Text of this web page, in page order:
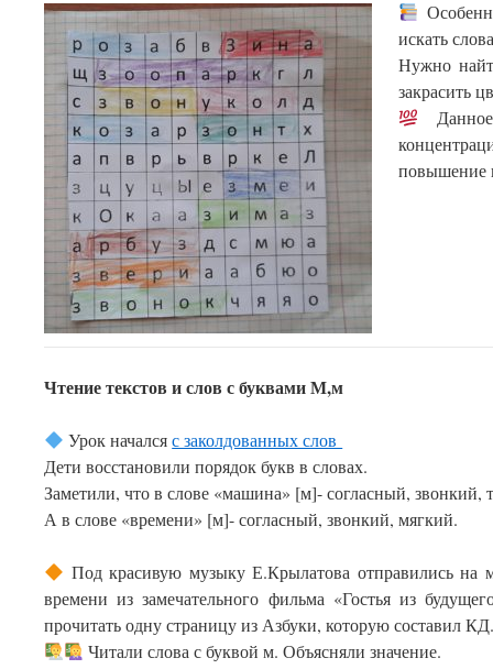
искать
Нужно
закрасить
повышение
Чтение текстов и слов с буквами М,м
Урок началсяс заколдованных слов
Дети восстановили порядок букв в словах.
Заметили, что в слове «машина» [м]- согласный, звонкий,
А в слове «времени» [м]- согласный, звонкий, мягкий.
Под красивую музыку Е.Крылатова отправились на
времени из замечательного фильма «Гостья из
прочитать одну страницу из Азбуки, которую составил
Читали слова с буквой м. Объясняли значение.